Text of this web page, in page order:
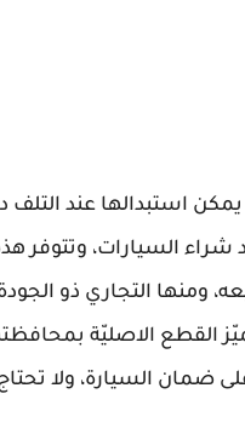
يمكن استبدالها عند
شراء السيارات، وتتوفر
ومنها التجاري ذو
الاصليّة
ضمان السيارة، ولا